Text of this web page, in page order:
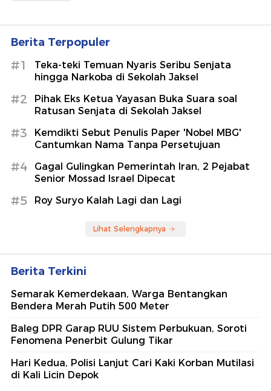
Berita Terpopuler
#1
Teka-teki Temuan Nyaris Seribu Senjata
hingga Narkoba di Sekolah Jaksel
#2
Pihak Eks Ketua Yayasan Buka Suara soal
Ratusan Senjata di Sekolah Jaksel
#3
Kemdikti Sebut Penulis Paper 'Nobel MBG'
Cantumkan Nama Tanpa Persetujuan
#4
Gagal Gulingkan Pemerintah Iran, 2 Pejabat
Senior Mossad Israel Dipecat
#5 Roy Suryo Kalah Lagi dan Lagi
Lihat Selengkapnya
Berita Terkini
Semarak Kemerdekaan, Warga Bentangkan
Bendera Merah Putih 500 Meter
Baleg DPR Garap RUU Sistem Perbukuan, Soroti
Fenomena Penerbit Gulung Tikar
Hari Kedua, Polisi Lanjut Cari Kaki Korban Mutilasi
di Kali Licin Depok